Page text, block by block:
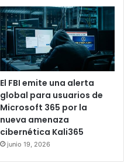
El FBI emite una alerta
global para usuarios de
Microsoft 365 por la
nueva amenaza
cibernética Kali365
junio 19, 2026